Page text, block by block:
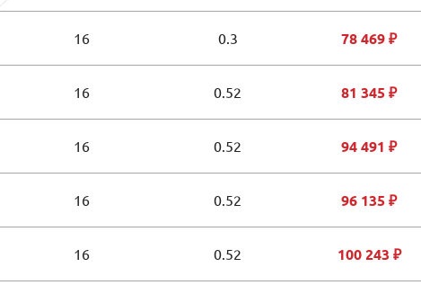
16 0.3 78 469 ₽
16 0.52 81 345 ₽
16 0.52 94 491 ₽
16 0.52 96 135 ₽
16 0.52 100 243 ₽